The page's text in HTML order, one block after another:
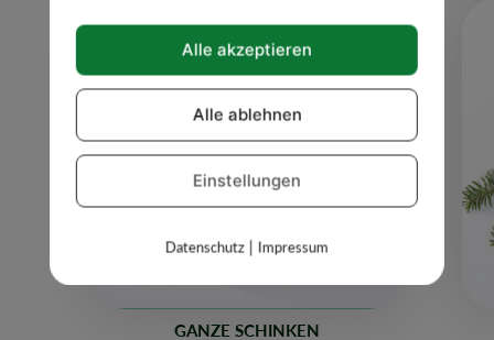
GANZE SCHINKEN
Alle akzeptieren
Alle ablehnen
Einstellungen
Datenschutz| Impressum